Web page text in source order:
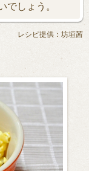
でしょう。
レシピ提供：坊垣茜